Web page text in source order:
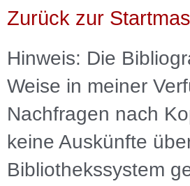
Zurück zur
Hinweis: Die
Weise in meiner
Nachfragen nach
keine Auskünfte
Bibliothekssystem